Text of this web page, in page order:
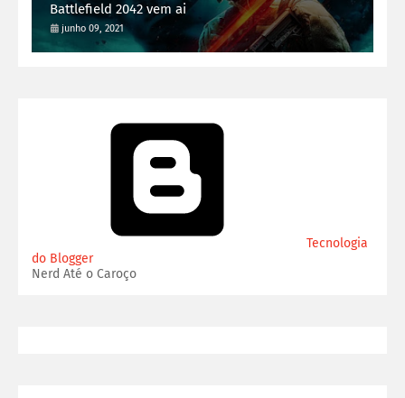
Battlefield 2042 vem ai
junho 09, 2021
Tecnologia
do Blogger
Nerd Até o Caroço